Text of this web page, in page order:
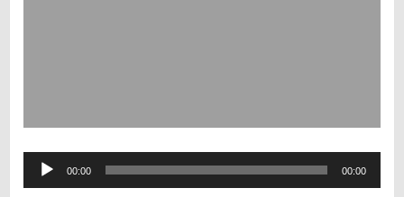
Trình
phát
00:00 00:00